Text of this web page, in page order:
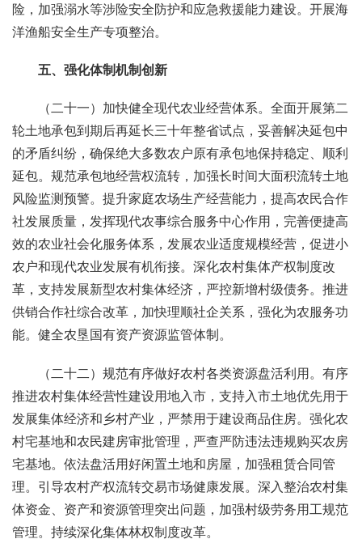
险，加强溺水等涉险安全防护和应急救援能力建设。开展海
洋渔船安全生产专项整治。
五、强化体制机制创新
（二十一）加快健全现代农业经营体系。全面开展第二
轮土地承包到期后再延长三十年整省试点，妥善解决延包中
的矛盾纠纷，确保绝大多数农户原有承包地保持稳定、顺利
延包。规范承包地经营权流转，加强长时间大面积流转土地
风险监测预警。提升家庭农场生产经营能力，提高农民合作
社发展质量，发挥现代农事综合服务中心作用，完善便捷高
效的农业社会化服务体系，发展农业适度规模经营，促进小
农户和现代农业发展有机衔接。深化农村集体产权制度改
革，支持发展新型农村集体经济，严控新增村级债务。推进
供销合作社综合改革，加快理顺社企关系，强化为农服务功
能。健全农垦国有资产资源监管体制。
（二十二）规范有序做好农村各类资源盘活利用。有序
推进农村集体经营性建设用地入市，支持入市土地优先用于
发展集体经济和乡村产业，严禁用于建设商品住房。强化农
村宅基地和农民建房审批管理，严查严防违法违规购买农房
宅基地。依法盘活用好闲置土地和房屋，加强租赁合同管
理。引导农村产权流转交易市场健康发展。深入整治农村集
体资金、资产和资源管理突出问题，加强村级劳务用工规范
管理。持续深化集体林权制度改革。